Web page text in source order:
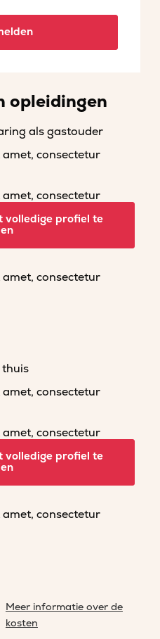
opleidingen
als gastouder
consectetur
consectetur
consectetur
consectetur
volledige profiel te
thuis
consectetur
consectetur
consectetur
consectetur
volledige profiel te
Meer informatie over de
kosten